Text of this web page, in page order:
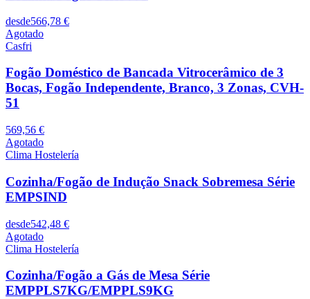
desde566,78 €
Agotado
Casfri
Fogão Doméstico de Bancada Vitrocerâmico de 3
Bocas, Fogão Independente, Branco, 3 Zonas, CVH-
51
569,56 €
Agotado
Clima Hostelería
Cozinha/Fogão de Indução Snack Sobremesa Série
EMPSIND
desde542,48 €
Agotado
Clima Hostelería
Cozinha/Fogão a Gás de Mesa Série
EMPPLS7KG/EMPPLS9KG